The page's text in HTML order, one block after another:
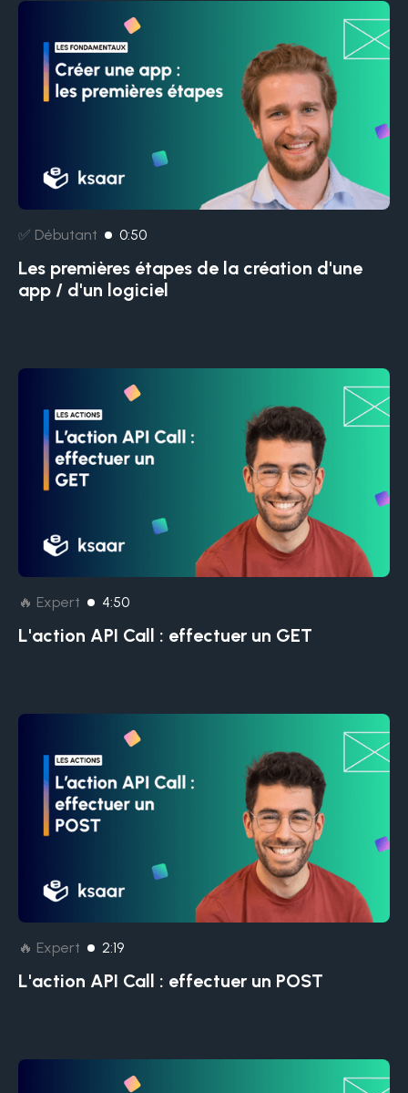
✅ Débutant 0:50
Les premières étapes de la création d'une
app / d'un logiciel
🔥 Expert 4:50
L'action API Call : effectuer un GET
🔥 Expert 2:19
L'action API Call : effectuer un POST